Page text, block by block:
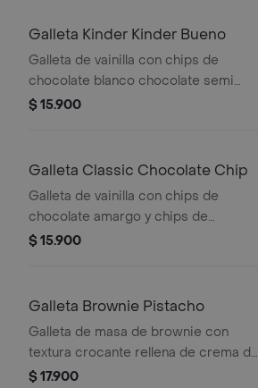
Galleta Kinder Kinder Bueno
Galleta de vainilla con chips de
chocolate blanco chocolate semi
amargo y chocolate Kinder.
$ 15.900
Galleta Classic Chocolate Chip
Galleta de vainilla con chips de
chocolate amargo y chips de
chocolate semi amargo.
$ 15.900
Galleta Brownie Pistacho
Galleta de masa de brownie con
textura crocante rellena de crema de
pistacho.
$ 17.900